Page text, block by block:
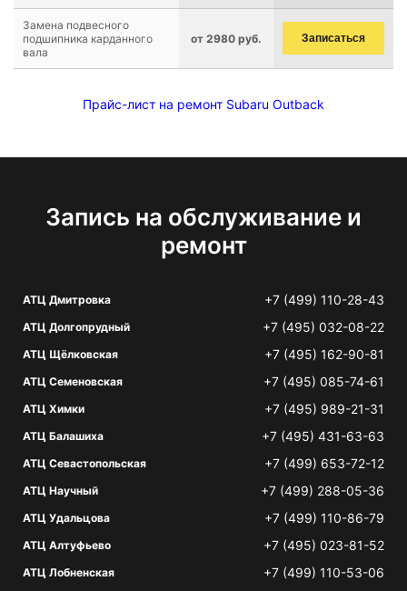
Замена подвесного
подшипника карданного
вала
от 2980 руб. Записаться
Прайс-лист на ремонт Subaru Outback
Запись на обслуживание и
ремонт
АТЦ Дмитровка +7 (499) 110-28-43
АТЦ Долгопрудный +7 (495) 032-08-22
АТЦ Щёлковская +7 (495) 162-90-81
АТЦ Семеновская +7 (495) 085-74-61
АТЦ Химки +7 (495) 989-21-31
АТЦ Балашиха +7 (495) 431-63-63
АТЦ Севастопольская +7 (499) 653-72-12
АТЦ Научный +7 (499) 288-05-36
АТЦ Удальцова +7 (499) 110-86-79
АТЦ Алтуфьево +7 (495) 023-81-52
АТЦ Лобненская +7 (499) 110-53-06